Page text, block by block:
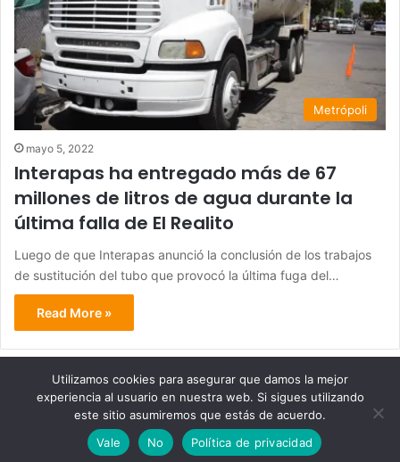
Metrópoli
mayo 5, 2022
Interapas ha entregado más de 67
millones de litros de agua durante la
última falla de El Realito
Luego de que Interapas anunció la conclusión de los trabajos
de sustitución del tubo que provocó la última fuga del…
Read More »
© Copyright 2026, Todos los derechos reservados - Metrópoli
San Luis 2013 |
Utilizamos cookies para asegurar que damos la mejor
experiencia al usuario en nuestra web. Si sigues utilizando
este sitio asumiremos que estás de acuerdo.
Vale
No Política de privacidad